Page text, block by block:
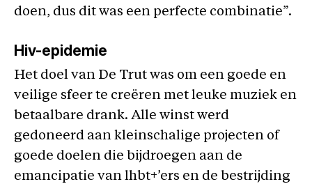
doen, dus dit was een perfecte combinatie”.
Hiv-epidemie
Het doel van De Trut was om een goede en
veilige sfeer te creëren met leuke muziek en
betaalbare drank. Alle winst werd
gedoneerd aan kleinschalige projecten of
goede doelen die bijdroegen aan de
emancipatie van lhbt+’ers en de bestrijding